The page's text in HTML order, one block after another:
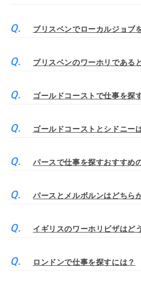
ブリスベンでローカルジョブ
ブリスベンのワーホリである
ゴールドコーストで仕事を探
ゴールドコーストとシドニー
パースで仕事を探すおすすめ
パースとメルボルンはどちら
イギリスのワーホリビザはど
ロンドンで仕事を探すには？